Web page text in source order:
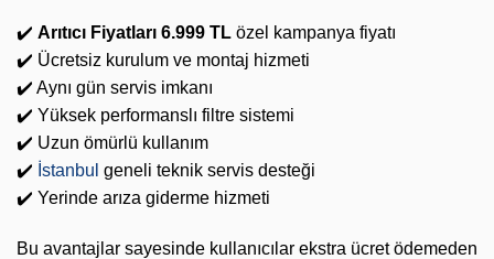
✔️ Arıtıcı Fiyatları 6.999 TL özel kampanya fiyatı
✔️ Ücretsiz kurulum ve montaj hizmeti
✔️ Aynı gün servis imkanı
✔️ Yüksek performanslı filtre sistemi
✔️ Uzun ömürlü kullanım
✔️ İstanbul geneli teknik servis desteği
✔️ Yerinde arıza giderme hizmeti
Bu avantajlar sayesinde kullanıcılar ekstra ücret ödemeden